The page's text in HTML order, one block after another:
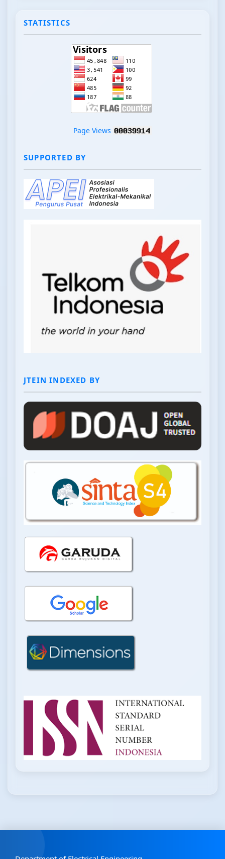
STATISTICS
Page Views
SUPPORTED BY
JTEIN INDEXED BY